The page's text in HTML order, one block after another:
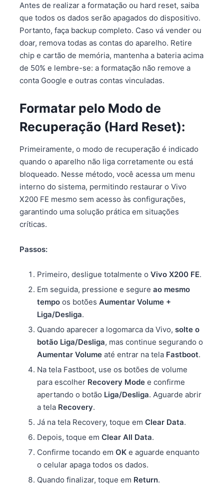
Antes de realizar a formatação ou hard reset, saiba
que todos os dados serão apagados do dispositivo.
Portanto, faça backup completo. Caso vá vender ou
doar, remova todas as contas do aparelho. Retire
chip e cartão de memória, mantenha a bateria acima
de 50% e lembre-se: a formatação não remove a
conta Google e outras contas vinculadas.
Formatar pelo Modo de
Recuperação (Hard Reset):
Primeiramente, o modo de recuperação é indicado
quando o aparelho não liga corretamente ou está
bloqueado. Nesse método, você acessa um menu
interno do sistema, permitindo restaurar o Vivo
X200 FE mesmo sem acesso às configurações,
garantindo uma solução prática em situações
críticas.
Passos:
Primeiro, desligue totalmente o Vivo X200 FE.
Em seguida, pressione e segure ao mesmo
tempo os botões Aumentar Volume +
Liga/Desliga.
Quando aparecer a logomarca da Vivo, solte o
botão Liga/Desliga, mas continue segurando o
Aumentar Volume até entrar na tela Fastboot.
Na tela Fastboot, use os botões de volume
para escolher Recovery Mode e confirme
apertando o botão Liga/Desliga. Aguarde abrir
a tela Recovery.
Já na tela Recovery, toque em Clear Data.
Depois, toque em Clear All Data.
Confirme tocando em OK e aguarde enquanto
o celular apaga todos os dados.
Quando finalizar, toque em Return.